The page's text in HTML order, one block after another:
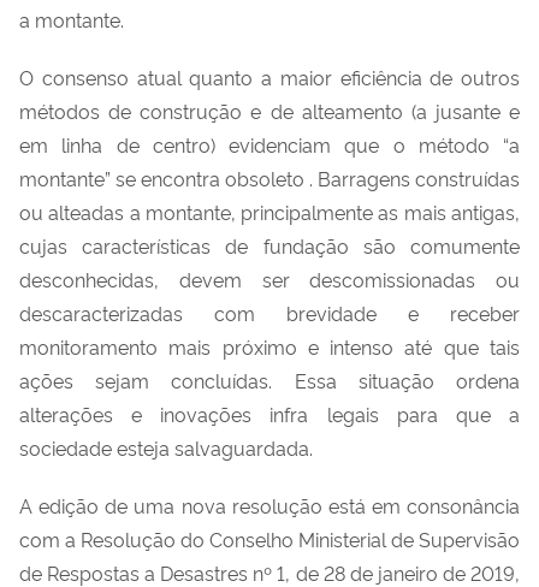
a montante.
O consenso atual quanto a maior eficiência de outros
métodos de construção e de alteamento (a jusante e
em linha de centro) evidenciam que o método “a
montante” se encontra obsoleto . Barragens construídas
ou alteadas a montante, principalmente as mais antigas,
cujas características de fundação são comumente
desconhecidas, devem ser descomissionadas ou
descaracterizadas com brevidade e receber
monitoramento mais próximo e intenso até que tais
ações sejam concluídas. Essa situação ordena
alterações e inovações infra legais para que a
sociedade esteja salvaguardada.
A edição de uma nova resolução está em consonância
com a Resolução do Conselho Ministerial de Supervisão
de Respostas a Desastres nº 1, de 28 de janeiro de 2019,